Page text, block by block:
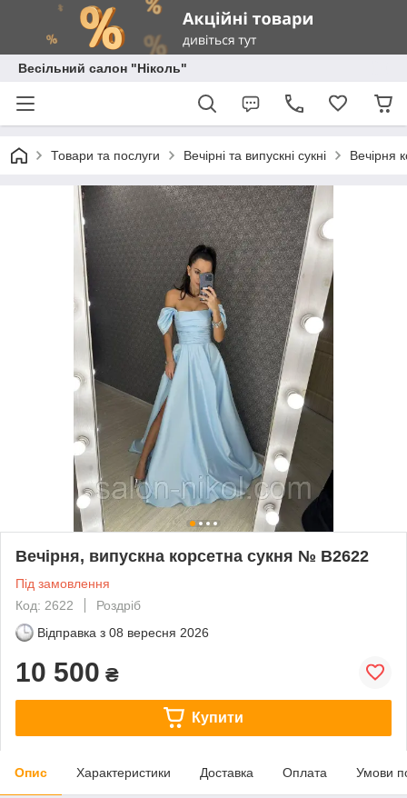
Весільний салон "Ніколь"
Товари та послуги Вечірні та випускні сукні Вечірня
Вечірня, випускна корсетна сукня № В2622
Під замовлення
Код: 2622
Роздріб
Відправка з 08 вересня 2026
10 500 ₴
Купити
Опис Характеристики Доставка Оплата Умови